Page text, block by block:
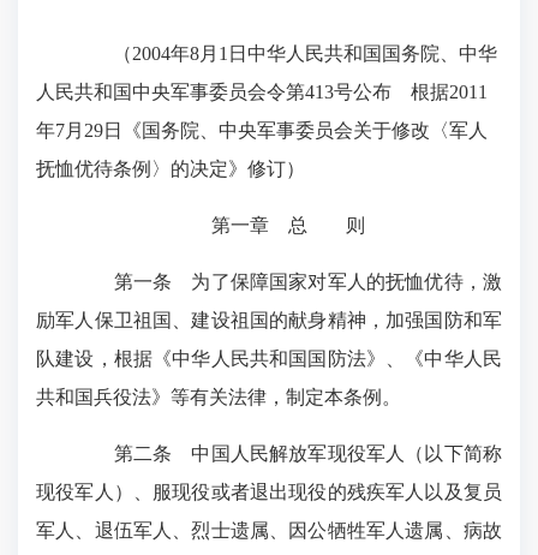
（2004年8月1日中华人民共和国国务院、中华
人民共和国中央军事委员会令第413号公布 根据2011
年7月29日《国务院、中央军事委员会关于修改〈军人
抚恤优待条例〉的决定》修订）
第一章 总 则
第一条 为了保障国家对军人的抚恤优待，激
励军人保卫祖国、建设祖国的献身精神，加强国防和军
队建设，根据《中华人民共和国国防法》、《中华人民
共和国兵役法》等有关法律，制定本条例。
第二条 中国人民解放军现役军人（以下简称
现役军人）、服现役或者退出现役的残疾军人以及复员
军人、退伍军人、烈士遗属、因公牺牲军人遗属、病故